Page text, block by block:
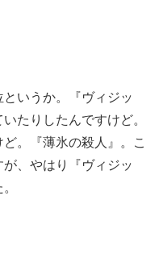
いうか。『ヴィジッ
たりしたんですけど。
。『薄氷の殺人』。こ
、やはり『ヴィジッ